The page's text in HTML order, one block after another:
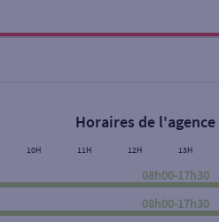
Horaires de l'agence
10H 11H 12H 13H
08h00-17h30
08h00-17h30